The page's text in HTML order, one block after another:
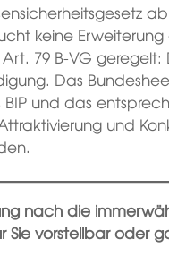
keine
79 B-VG
Das
und das
und
nach die
Sie vorstellbar oder